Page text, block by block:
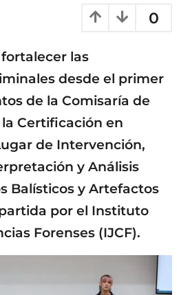
s
0
las
desde el primer
de la Comisaría de
Certificación en
de Intervención,
y Análisis
Balísticos y Artefactos
por el Instituto
Forenses (IJCF).